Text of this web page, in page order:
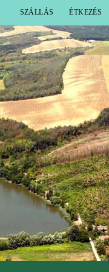
SZÁLLÁS ÉTKEZÉS